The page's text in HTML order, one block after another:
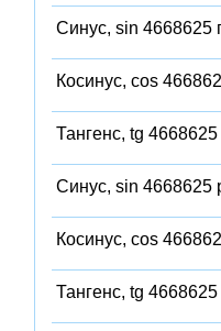
Синус, sin 4668625
Косинус, cos
Тангенс, tg
Синус, sin 4668625
Косинус, cos
Тангенс, tg